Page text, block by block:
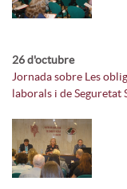
26 d'octubre
Jornada sobre Les
laborals i de Seguretat